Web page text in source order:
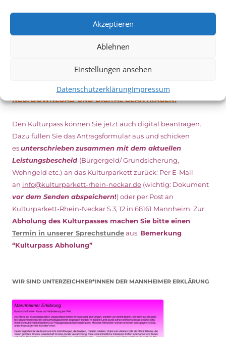
Akzeptieren
Ablehnen
Einstellungen ansehen
DatenschutzerklärungImpressum
Weitere Details zum Festival finden SieHIER
DIGITAL KULTURPASS BEANTRAGEN
NEU: DOWNLOAD UND DIGITAL BEANTRAGEN!
Den Kulturpass können Sie jetzt auch digital beantragen.
Dazu füllen Sie das Antragsformular aus und schicken
esunterschriebenzusammen mit dem aktuellen
Leistungsbescheid (Bürgergeld/ Grundsicherung,
Wohngeld etc.) an das Kulturparkett zurück: Per E-Mail
an info@kulturparkett-rhein-neckar.de (wichtig: Dokument
vor dem Senden abspeichern!) oder per Post an
Kulturparkett-Rhein-Neckar S 3, 12 in 68161 Mannheim. Zur
Abholung des Kulturpasses machen Sie bitte einen
Termin in unserer Sprechstundeaus. Bemerkung
“Kulturpass Abholung”
WIR SIND UNTERZEICHNER*INNEN DER MANNHEIMER ERKLÄRUNG